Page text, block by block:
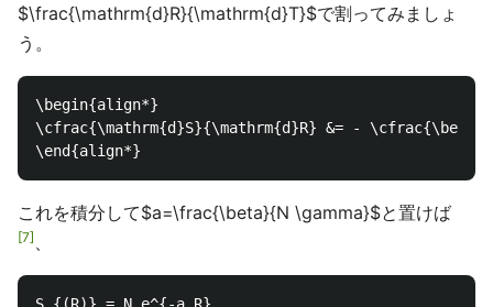
$\frac{\mathrm{d}R}{\mathrm{d}T}$で割ってみましょ
う。
\begin{align*}
\cfrac{\mathrm{d}S}{\mathrm{d}R} &= -
これを積分して$a=\frac{\beta}{N \gamma}$と置けば
7